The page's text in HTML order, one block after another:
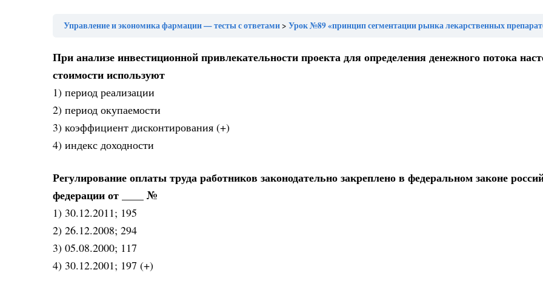
Управление и экономика фармации — тесты с ответами Урок №89 «принцип сегментации рынка лекарственных препаратов, основой которого является распределение потребителей на группы в зависимости от пола
При анализе инвестиционной привлекательности проекта для определения денежного потока
стоимости используют
1) период реализации
2) период окупаемости
3) коэффициент дисконтирования (+)
4) индекс доходности
Регулирование оплаты труда работников законодательно закреплено в федеральном законе
федерации от ____ №
1) 30.12.2011; 195
2) 26.12.2008; 294
3) 05.08.2000; 117
4) 30.12.2001; 197 (+)